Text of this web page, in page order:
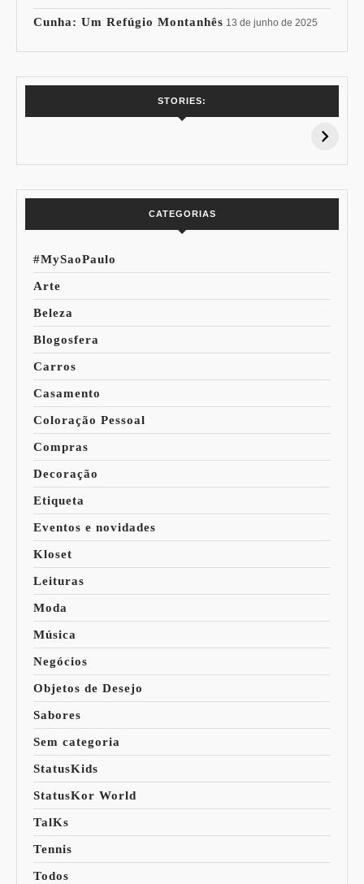
Cunha: Um Refúgio Montanhês 13 de junho de 2025
STORIES:
15% de
Pessoal: Os
CATEGORIAS
#MySaoPaulo
Arte
Beleza
Blogosfera
Carros
Casamento
Coloração Pessoal
Compras
Decoração
Etiqueta
Eventos e novidades
Kloset
Leituras
Moda
Música
Negócios
Objetos de Desejo
Sabores
Sem categoria
StatusKids
StatusKor World
TalKs
Tennis
Todos